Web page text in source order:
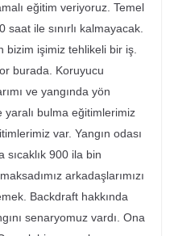
eğitim veriyoruz. Temel
ile sınırlı kalmayacak.
bizim işimiz tehlikeli bir iş.
burada. Koruyucu
ve yangında yön
yaralı bulma eğitimlerimiz
var. Yangın odası
sıcaklık 900 ila bin
arkadaşlarımızı
Backdraft hakkında
senaryomuz vardı. Ona